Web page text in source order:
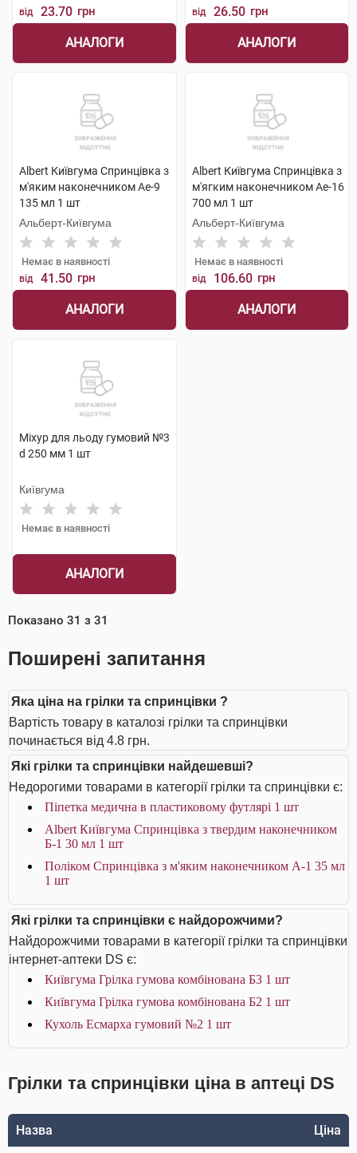
від 23.70 грн
АНАЛОГИ
від 26.50 грн
АНАЛОГИ
Albert Київгума Спринцівка з
м'яким наконечником Ае-9
135 мл 1 шт
Альберт-Київгума
Немає в наявності
від 41.50 грн
АНАЛОГИ
Albert Київгума Спринцівка з
м'ягким наконечником Ае-16
700 мл 1 шт
Альберт-Київгума
Немає в наявності
від 106.60 грн
АНАЛОГИ
Міхур для льоду гумовий №3
d 250 мм 1 шт
Київгума
Немає в наявності
АНАЛОГИ
Показано 31 з 31
Поширені запитання
Яка ціна на грілки та спринцівки ?
Вартість товару в каталозі грілки та спринцівки
починається від 4.8 грн.
Які грілки та спринцівки найдешевші?
Недорогими товарами в категорії грілки та спринцівки є:
Піпетка медична в пластиковому футлярі 1 шт
Albert Київгума Спринцівка з твердим наконечником
Б-1 30 мл 1 шт
Поліком Спринцівка з м'яким наконечником А-1 35 мл
1 шт
Які грілки та спринцівки є найдорожчими?
Найдорожчими товарами в категорії грілки та спринцівки
інтернет-аптеки DS є:
Київгума Грілка гумова комбінована Б3 1 шт
Київгума Грілка гумова комбінована Б2 1 шт
Кухоль Есмарха гумовий №2 1 шт
Грілки та спринцівки ціна в аптеці DS
Назва Ціна